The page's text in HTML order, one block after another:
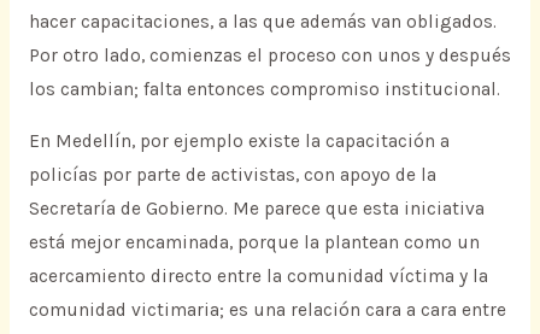
hacer capacitaciones, a las que además van obligados.
Por otro lado, comienzas el proceso con unos y después
los cambian; falta entonces compromiso institucional.
En Medellín, por ejemplo existe la capacitación a
policías por parte de activistas, con apoyo de la
Secretaría de Gobierno. Me parece que esta iniciativa
está mejor encaminada, porque la plantean como un
acercamiento directo entre la comunidad víctima y la
comunidad victimaria; es una relación cara a cara entre